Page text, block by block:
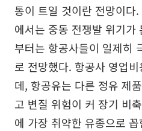
통이 트일 것이란 전망이다
에서는 중동 전쟁발 위기가
부터는 항공사들이 일제히
로 전망했다. 항공사 영업
데, 항공유는 다른 정유 제
고 변질 위험이 커 장기 비
에 가장 취약한 유종으로 꼽